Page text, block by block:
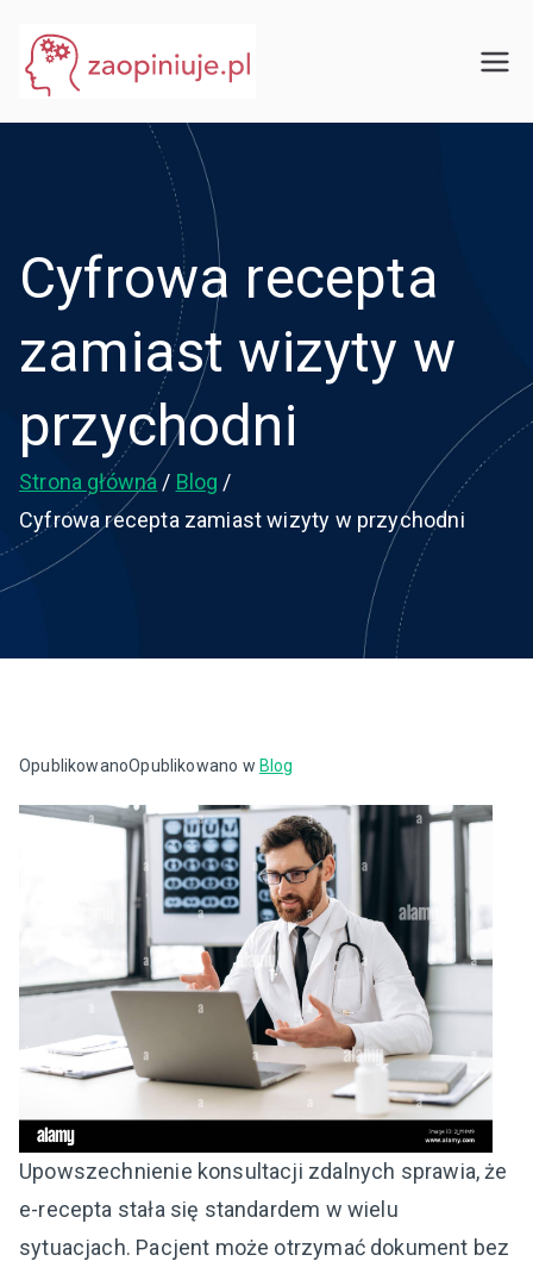
treści
Cyfrowa recepta
zamiast wizyty w
przychodni
Strona główna
Blog
Cyfrowa recepta zamiast wizyty w przychodni
OpublikowanoOpublikowano w Blog
Upowszechnienie konsultacji zdalnych sprawia, że
e-recepta stała się standardem w wielu
sytuacjach. Pacjent może otrzymać dokument bez